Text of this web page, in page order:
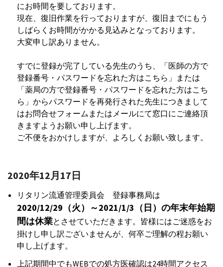
にお時間を要しております。
現在、復旧作業を行っておりますが、復旧までにもう
しばらくお時間がかかる見込みとなっております。
大変申し訳ありません。
すでに登録が完了している先生のうち、「医師の方で
登録番号・パスワードを忘れた方はこちら」または
「薬局の方で登録番号・パスワードを忘れた方はこち
ら」からパスワードを再発行された先生につきまして
はお問合せフォームまたはメールにて窓口にご連絡頂
きますようお願い申し上げます。
ご不便をおかけしますが、よろしくお願い致します。
2020年12月17日
リタリン流通管理委員会 登録事務局は
2020/12/29（火）～2021/1/3（日）の年末年始期
間は休業とさせていただきます。皆様にはご迷惑をお
掛けし申し訳ございませんが、何卒ご理解の程お願い
申し上げます。
上記期間中でもWEBでの処方医確認は24時間アクセス